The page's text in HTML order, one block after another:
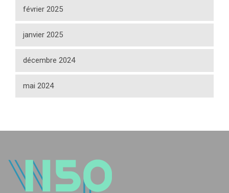
février 2025
janvier 2025
décembre 2024
mai 2024